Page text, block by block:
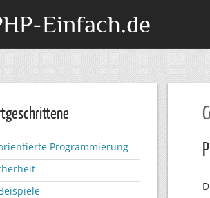
Einfach.de
Programmierung